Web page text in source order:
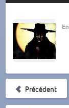
Précédent